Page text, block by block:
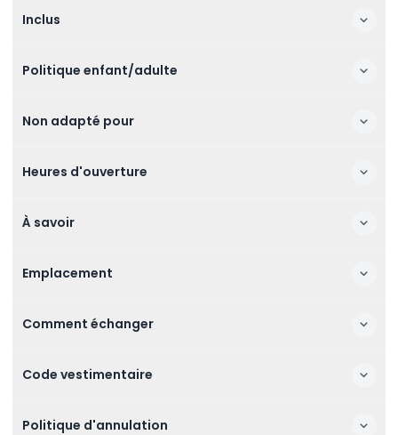
Inclus
Politique enfant/adulte
Non adapté pour
Heures d'ouverture
À savoir
Emplacement
Comment échanger
Code vestimentaire
Politique d'annulation